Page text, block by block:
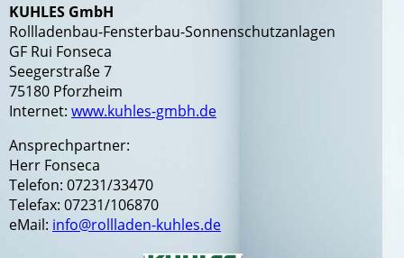
KUHLES GmbH
Rollladenbau-Fensterbau-Sonnenschutzanlagen
GF Rui Fonseca
Seegerstraße 7
75180 Pforzheim
Internet: www.kuhles-gmbh.de
Ansprechpartner:
Herr Fonseca
Telefon: 07231/33470
Telefax: 07231/106870
eMail: info@rollladen-kuhles.de